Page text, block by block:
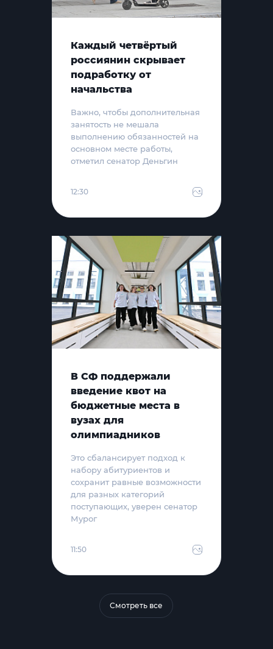
Каждый четвёртый
россиянин скрывает
подработку от
начальства
Важно, чтобы дополнительная
занятость не мешала
выполнению обязанностей на
основном месте работы,
отметил сенатор Деньгин
12:30
В СФ поддержали
введение квот на
бюджетные места в
вузах для
олимпиадников
Это сбалансирует подход к
набору абитуриентов и
сохранит равные возможности
для разных категорий
поступающих, уверен сенатор
Мурог
11:50
Смотреть все